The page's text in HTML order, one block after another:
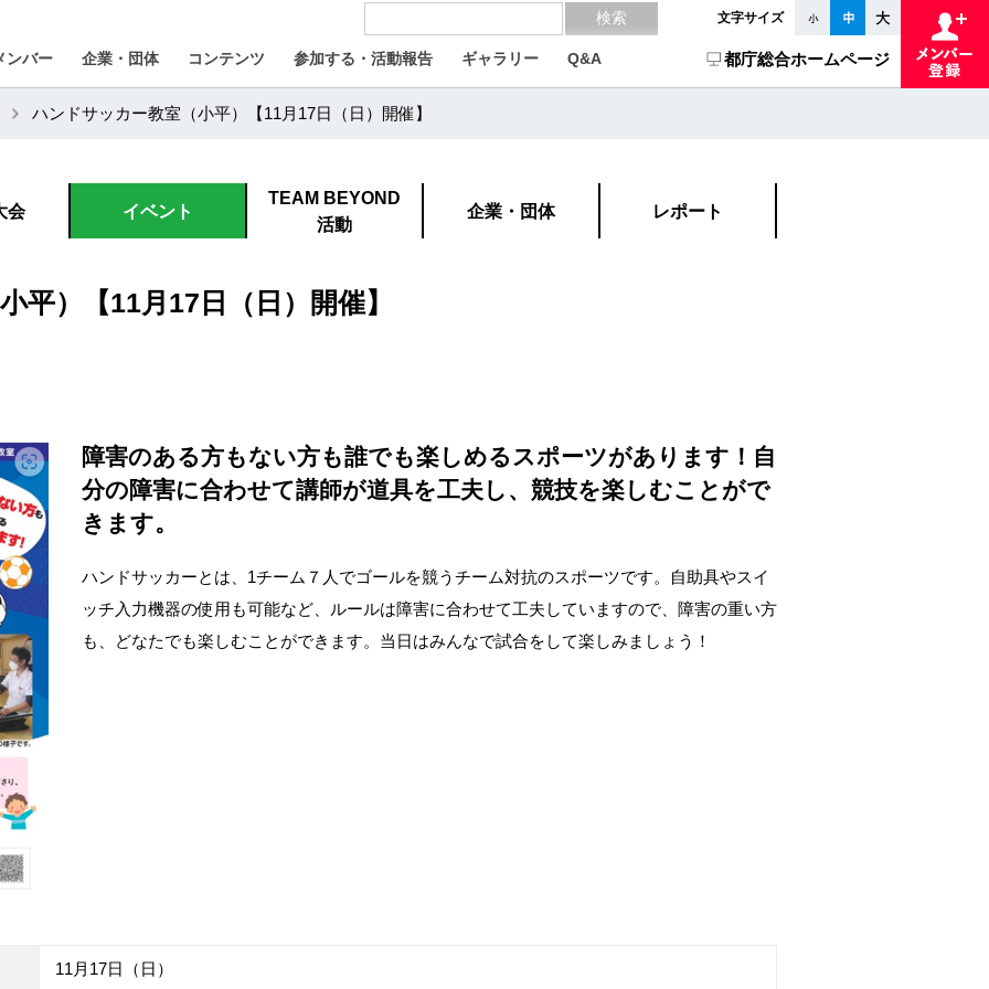
文字サイズ
ンバー 企業・団体 コンテンツ 参加する・活動報告 ギャラリー Q&A 都庁総合ホームページ
ハンドサッカー教室（小平）【11月17日（日）開催】
会 イベント
TEAM BEYOND
活動
企業・団体 レポート
平）【11月17日（日）開催】
障害のある方もない方も誰でも楽しめるスポーツがあります！自
分の障害に合わせて講師が道具を工夫し、競技を楽しむことがで
きます。
ハンドサッカーとは、1チーム７人でゴールを競うチーム対抗のスポーツです。自助具やスイ
ッチ入力機器の使用も可能など、ルールは障害に合わせて工夫していますので、障害の重い方
も、どなたでも楽しむことができます。当日はみんなで試合をして楽しみましょう！
11月17日（日）